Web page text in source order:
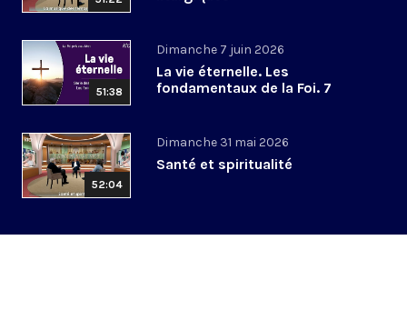
51:38
Dimanche 7 juin 2026
La vie éternelle. Les
fondamentaux de la Foi. 7
52:04
Dimanche 31 mai 2026
Santé et spiritualité